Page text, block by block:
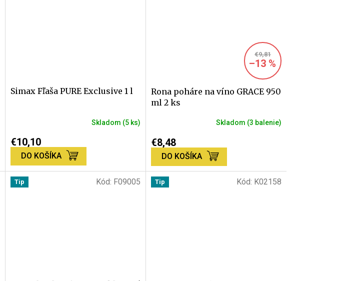
Simax Fľaša PURE Exclusive 1 l
produktu
5,0
z
5
Skladom (5 ks)
€10,10
DO KOŠÍKA
€9,81
–13 %
Rona poháre na víno GRACE 950
ml 2 ks
produktu
5,0
z
5
Skladom (3 balenie)
€8,48
DO KOŠÍKA
Tip Kód: F09005 Tip Kód: K02158